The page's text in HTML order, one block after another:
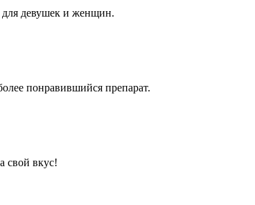
девушек и женщин.
понравившийся препарат.
свой вкус!